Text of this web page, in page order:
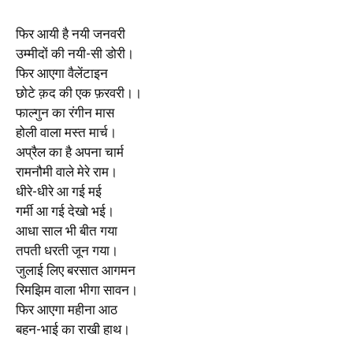
फिर आयी है नयी जनवरी
उम्मीदों की नयी-सी डोरी।
फिर आएगा वैलेंटाइन
छोटे क़द की एक फ़रवरी।।
फाल्गुन का रंगीन मास
होली वाला मस्त मार्च।
अप्रैल का है अपना चार्म
रामनौमी वाले मेरे राम।
धीरे-धीरे आ गई मई
गर्मी आ गई देखो भई।
आधा साल भी बीत गया
तपती धरती जून गया।
जुलाई लिए बरसात आगमन
रिमझिम वाला भीगा सावन।
फिर आएगा महीना आठ
बहन-भाई का राखी हाथ।